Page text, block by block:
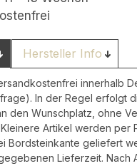
Hersteller Info
innerhalb
In der Regel erfolgt
den Wunschplatz, ohne
Artikel werden per
Bordsteinkante geliefert
Lieferzeit. Nach